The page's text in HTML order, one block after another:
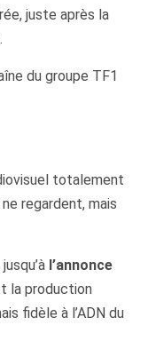
juste après la
du groupe TF1
totalement
regardent, mais
l’annonce
la production
fidèle à l’ADN du